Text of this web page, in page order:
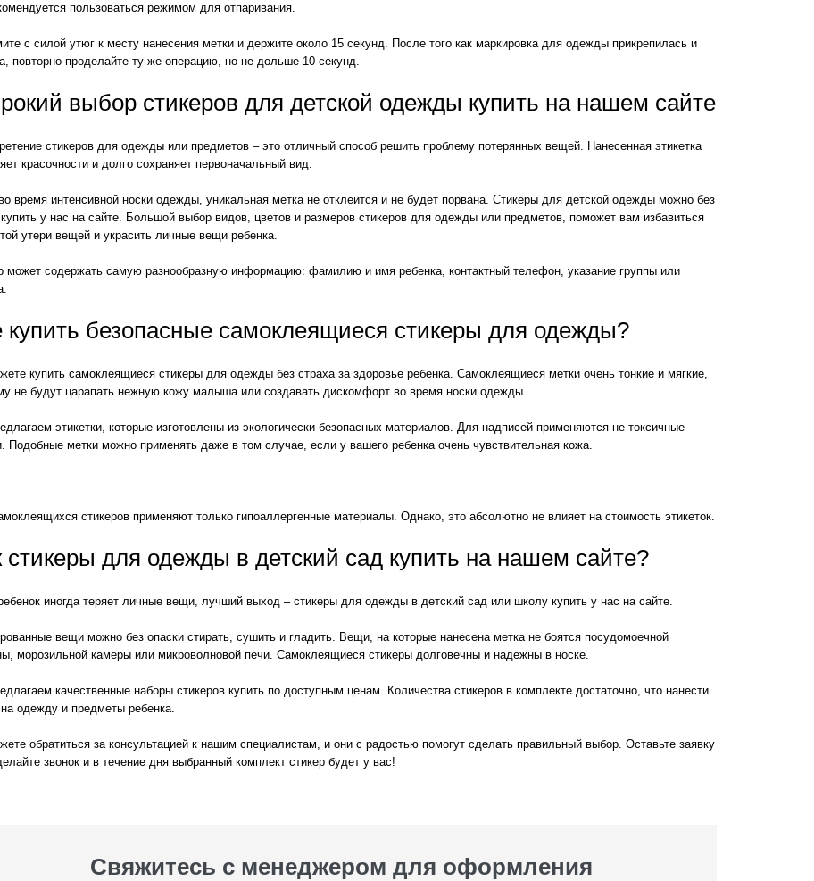
пользоваться режимом для отпаривания.
с силой утюг к месту нанесения метки и держите около 15 секунд. После того как маркировка для одежды прикрепилась и
повторно проделайте ту же операцию, но не дольше 10 секунд.
выбор стикеров для детской одежды купить на нашем сайте
стикеров для одежды или предметов – это отличный способ решить проблему потерянных вещей. Нанесенная этикетка
красочности и долго сохраняет первоначальный вид.
время интенсивной носки одежды, уникальная метка не отклеится и не будет порвана. Стикеры для детской одежды можно без
у нас на сайте. Большой выбор видов, цветов и размеров стикеров для одежды или предметов, поможет вам избавиться
утери вещей и украсить личные вещи ребенка.
может содержать самую разнообразную информацию: фамилию и имя ребенка, контактный телефон, указание группы или
купить безопасные самоклеящиеся стикеры для одежды?
купить самоклеящиеся стикеры для одежды без страха за здоровье ребенка. Самоклеящиеся метки очень тонкие и мягкие,
не будут царапать нежную кожу малыша или создавать дискомфорт во время носки одежды.
этикетки, которые изготовлены из экологически безопасных материалов. Для надписей применяются не токсичные
Подобные метки можно применять даже в том случае, если у вашего ребенка очень чувствительная кожа.
стикеров применяют только гипоаллергенные материалы. Однако, это абсолютно не влияет на стоимость этикеток.
стикеры для одежды в детский сад купить на нашем сайте?
иногда теряет личные вещи, лучший выход – стикеры для одежды в детский сад или школу купить у нас на сайте.
вещи можно без опаски стирать, сушить и гладить. Вещи, на которые нанесена метка не боятся посудомоечной
морозильной камеры или микроволновой печи. Самоклеящиеся стикеры долговечны и надежны в носке.
качественные наборы стикеров купить по доступным ценам. Количества стикеров в комплекте достаточно, что нанести
одежду и предметы ребенка.
обратиться за консультацией к нашим специалистам, и они с радостью помогут сделать правильный выбор. Оставьте заявку
звонок и в течение дня выбранный комплект стикер будет у вас!
Свяжитесь с менеджером для оформления